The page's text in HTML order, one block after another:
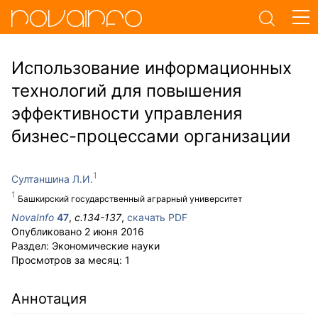
Использование информационных
технологий для повышения
эффективности управления
бизнес-процессами организации
Султаншина Л.И.
Башкирский государственный аграрный университет
NovaInfo 47, с.134-137, скачать PDF
Опубликовано 2 июня 2016
Раздел: Экономические науки
Просмотров за месяц: 1
Аннотация